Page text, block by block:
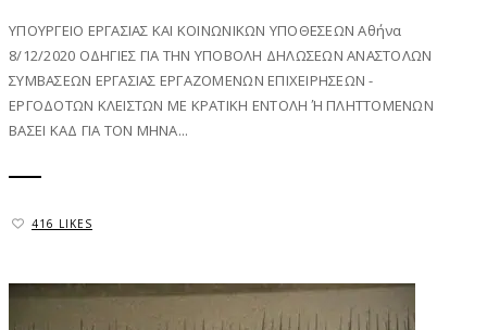
ΥΠΟΥΡΓΕΙΟ ΕΡΓΑΣΙΑΣ ΚΑΙ ΚΟΙΝΩΝΙΚΩΝ ΥΠΟΘΕΣΕΩΝ Αθήνα
8/12/2020 ΟΔΗΓΙΕΣ ΓΙΑ ΤΗΝ ΥΠΟΒΟΛΗ ΔΗΛΩΣΕΩΝ ΑΝΑΣΤΟΛΩΝ
ΣΥΜΒΑΣΕΩΝ ΕΡΓΑΣΙΑΣ ΕΡΓΑΖΟΜΕΝΩΝ ΕΠΙΧΕΙΡΗΣΕΩΝ -
ΕΡΓΟΔΟΤΩΝ ΚΛΕΙΣΤΩΝ ΜΕ ΚΡΑΤΙΚΗ ΕΝΤΟΛΗ Ή ΠΛΗΤΤΟΜΕΝΩΝ
ΒΑΣΕΙ ΚΑΔ ΓΙΑ ΤΟΝ ΜΗΝΑ...
416 LIKES